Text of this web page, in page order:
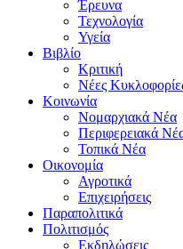
Έρευνα
Τεχνολογία
Υγεία
Βιβλίο
Κριτική
Νέες
Κοινωνία
Νομαρχιακά Νέα
Περιφερειακά
Τοπικά Νέα
Οικονομία
Αγροτικά
Επιχειρήσεις
Παραπολιτικά
Πολιτισμός
Εκδηλώσεις